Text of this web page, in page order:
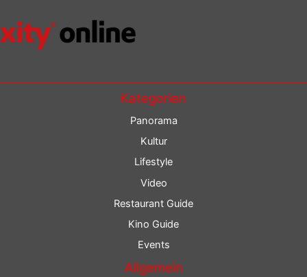
Kategorien
Panorama
Kultur
Lifestyle
Video
Restaurant Guide
Kino Guide
Events
Allgemein